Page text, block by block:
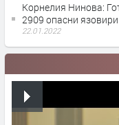
Корнелия Нинова:
2909 опасни язовири
22.01.2022